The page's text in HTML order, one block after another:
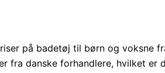
på badetøj til børn og voksne
fra danske forhandlere, hvilket